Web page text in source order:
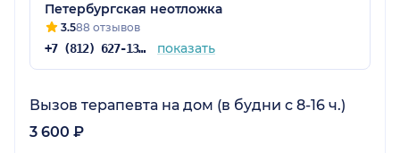
Петербургская неотложка
3.588 отзывов
+7 (812) 627-13-05 показать
Вызов терапевта на дом (в будни с 8-16 ч.)
3 600 ₽